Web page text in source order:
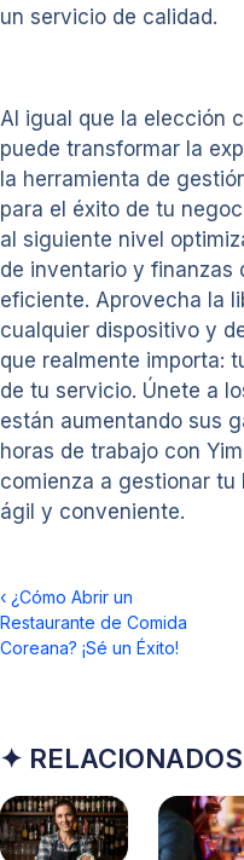
un servicio de calidad.
Al igual que la elección
puede transformar la
la herramienta de
para el éxito de tu
al siguiente nivel
de inventario y finanzas
eficiente. Aprovecha la
cualquier dispositivo y
que realmente importa:
de tu servicio. Únete a
están aumentando sus
horas de trabajo con
comienza a gestionar tu
ágil y conveniente.
‹ ¿Cómo Abrir un
Restaurante de Comida
Coreana? ¡Sé un Éxito!
✦ RELACIONADOS